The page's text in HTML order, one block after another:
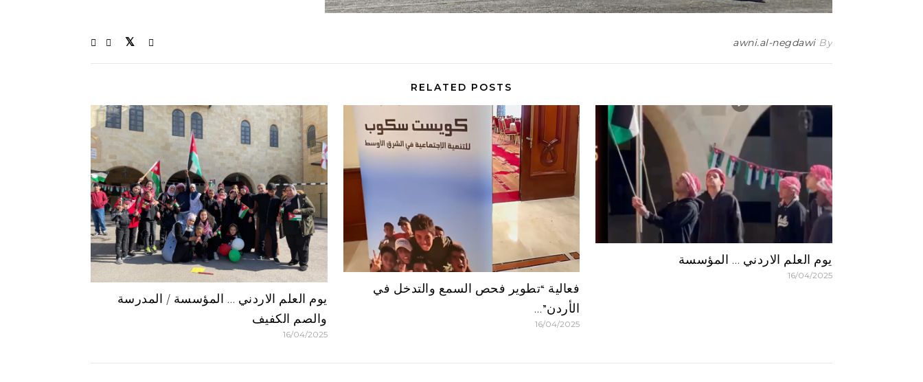
By
awni.al-negdawi
RELATED POSTS
يوم العلم الاردني … المؤسسة / المدرسة
والصم الكفيف
16/04/2025
فعالية “تطوير فحص السمع والتدخل في
الأردن”…
16/04/2025
يوم العلم الاردني … المؤسسة
16/04/2025